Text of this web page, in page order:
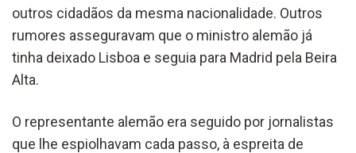
outros cidadãos da mesma nacionalidade. Outros
rumores asseguravam que o ministro alemão já
tinha deixado Lisboa e seguia para Madrid pela Beira
Alta.
O representante alemão era seguido por jornalistas
que lhe espiolhavam cada passo, à espreita de